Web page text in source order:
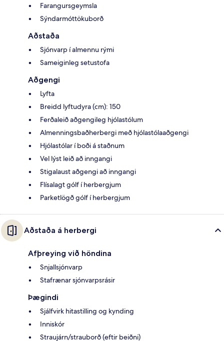
Farangursgeymsla
Sýndarmóttökuborð
Aðstaða
Sjónvarp í almennu rými
Sameiginleg setustofa
Aðgengi
Lyfta
Breidd lyftudyra (cm): 150
Ferðaleið aðgengileg hjólastólum
Almenningsbaðherbergi með hjólastólaaðgengi
Hjólastólar í boði á staðnum
Vel lýst leið að inngangi
Stigalaust aðgengi að inngangi
Flísalagt gólf í herbergjum
Parketlögð gólf í herbergjum
Aðstaða á herbergi
Afþreying við höndina
Snjallsjónvarp
Stafrænar sjónvarpsrásir
Þægindi
Sjálfvirk hitastilling og kynding
Inniskór
Straujárn/strauborð (eftir beiðni)